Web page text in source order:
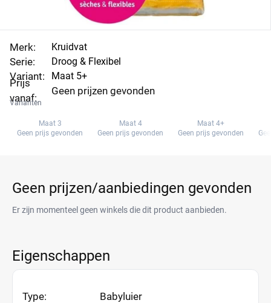
Merk:
Serie:
Variant:
Prijs
vanaf:
Kruidvat
Droog & Flexibel
Maat 5+
Geen prijzen gevonden
Varianten
Maat 3
Geen prijs gevonden
Maat 4
Geen prijs gevonden
Maat 4+
Geen prijs gevonden
Geen prijzen/aanbiedingen gevonden
Er zijn momenteel geen winkels die dit product aanbieden.
Eigenschappen
Type: Babyluier